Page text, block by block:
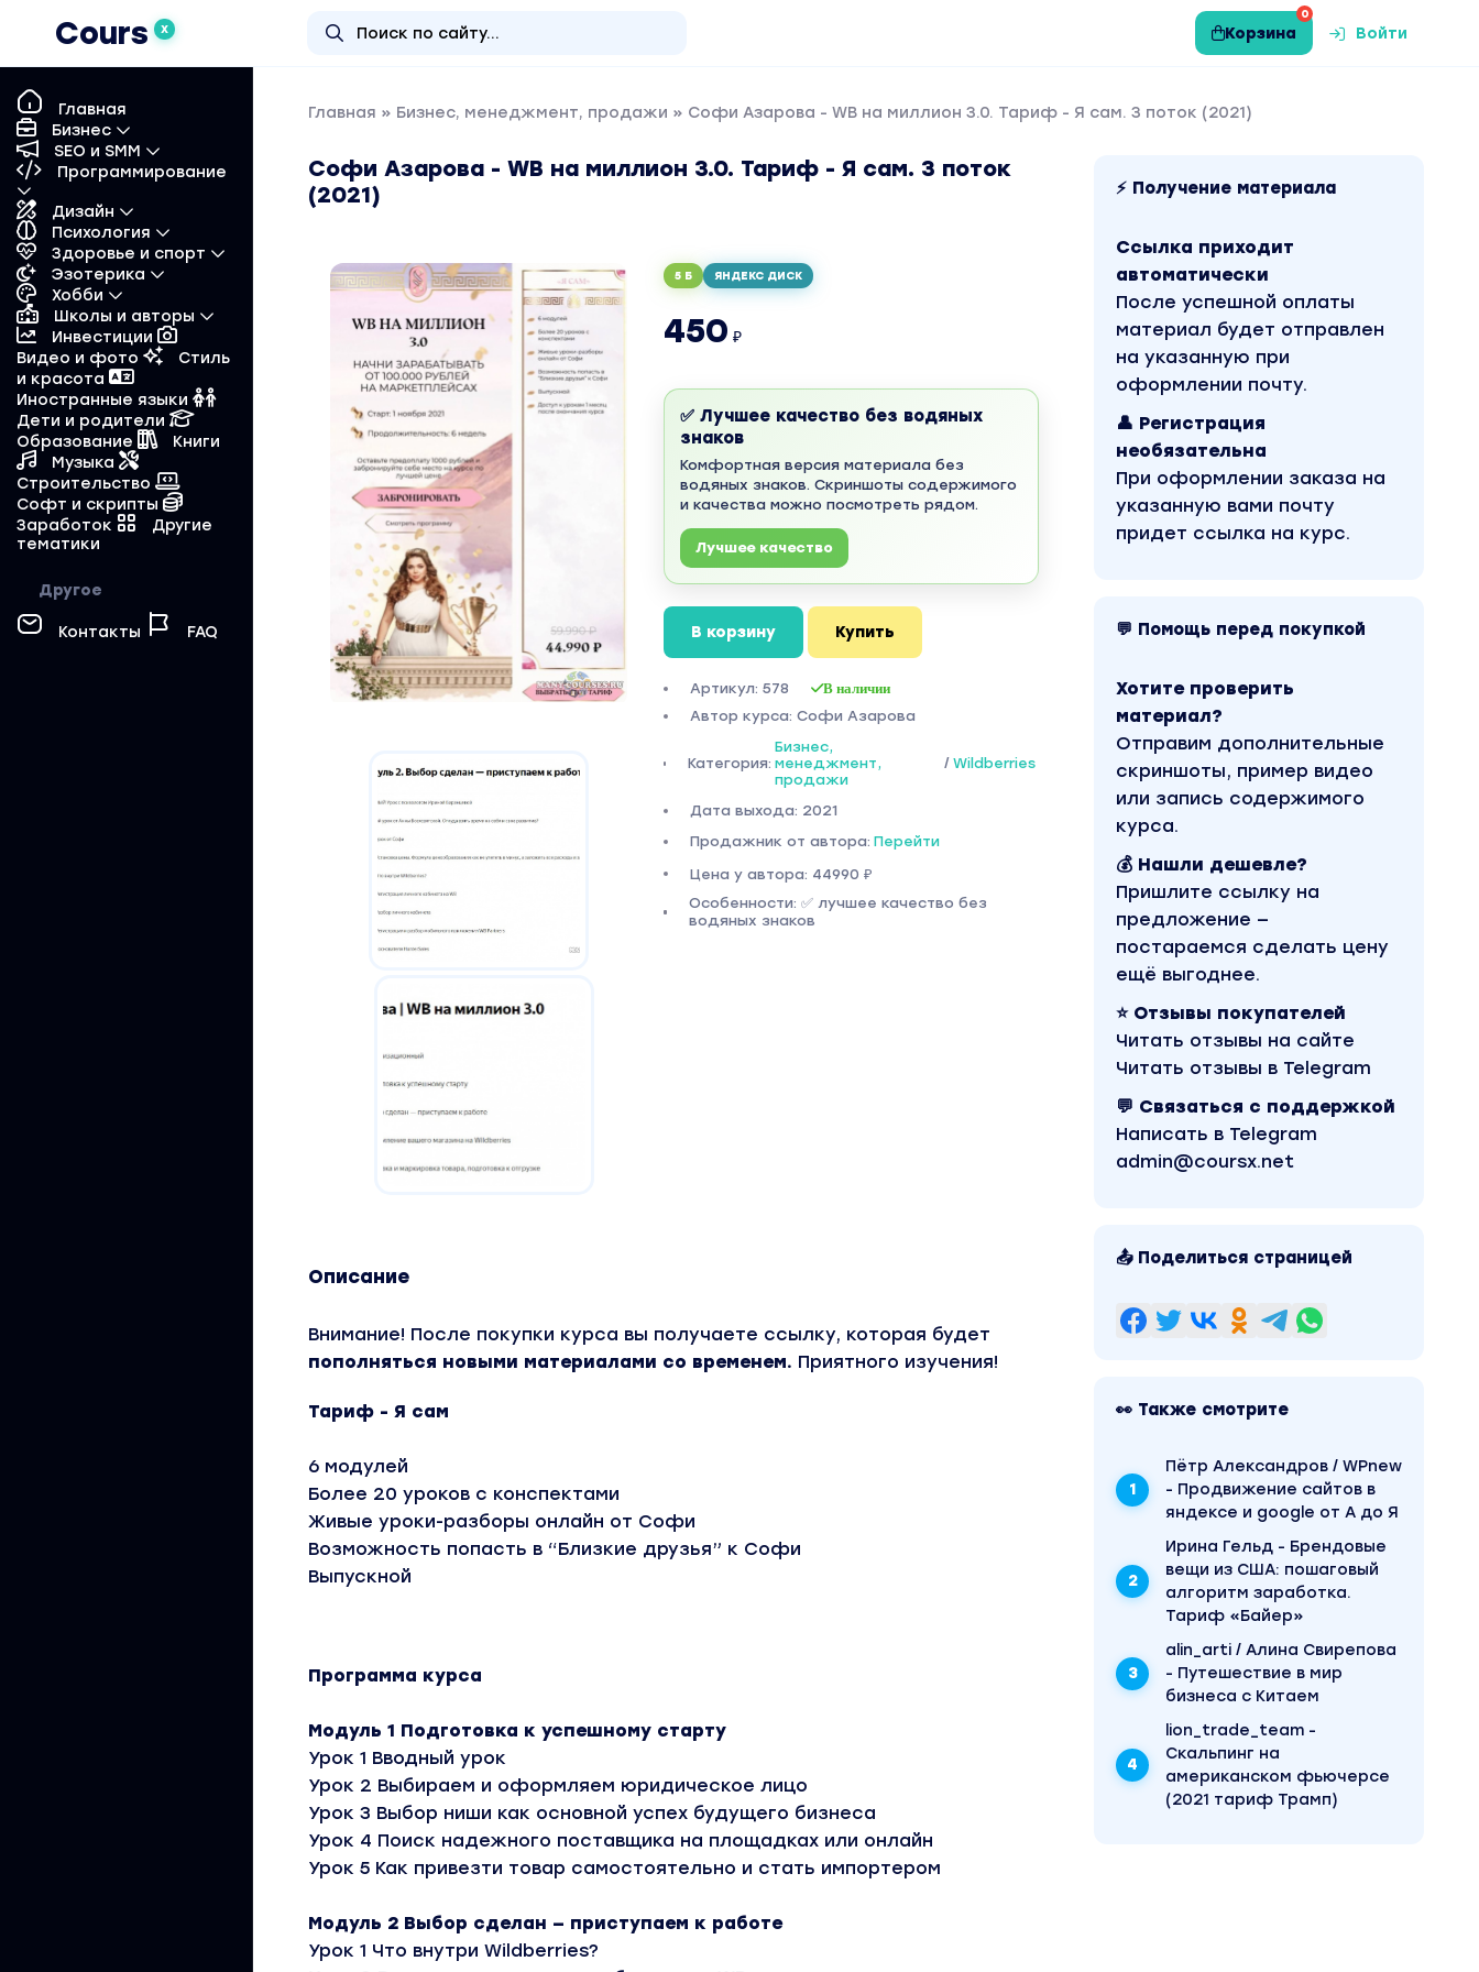
Cours X
0
Корзина Войти
Главная
Бизнес
SEO и SMM
Программирование
Дизайн
Психология
Здоровье и спорт
Эзотерика
Хобби
Школы и авторы
Инвестиции
Видео и фото
Стиль
и красота
Иностранные языки
Дети и родители
Образование
Книги
Музыка
Строительство
Софт и скрипты
Заработок
Другие
тематики
Другое
Контакты FAQ
Главная » Бизнес, менеджмент, продажи » Софи Азарова - WB на миллион 3.0. Тариф - Я сам. 3 поток (2021)
Софи Азарова - WB на миллион 3.0. Тариф - Я сам. 3 поток
(2021)
5 Б ЯНДЕКС ДИСК
450 ₽
✅ Лучшее качество без водяных
знаков
Комфортная версия материала без
водяных знаков. Скриншоты содержимого
и качества можно посмотреть рядом.
Лучшее качество
В корзину Купить
Артикул: 578 В наличии
Автор курса: Софи Азарова
Категория:
Бизнес,
менеджмент,
продажи
/ Wildberries
Дата выхода: 2021
Продажник от автора: Перейти
Цена у автора: 44990 ₽
Особенности: ✅ лучшее качество без
водяных знаков
Описание
Внимание! После покупки курса вы получаете ссылку, которая будет
пополняться новыми материалами со временем. Приятного изучения!
Тариф - Я сам
6 модулей
Более 20 уроков с конспектами
Живые уроки-разборы онлайн от Софи
Возможность попасть в “Близкие друзья” к Софи
Выпускной
Программа курса
Модуль 1 Подготовка к успешному старту
Урок 1 Вводный урок
Урок 2 Выбираем и оформляем юридическое лицо
Урок 3 Выбор ниши как основной успех будущего бизнеса
Урок 4 Поиск надежного поставщика на площадках или онлайн
Урок 5 Как привезти товар самостоятельно и стать импортером
Модуль 2 Выбор сделан — приступаем к работе
Урок 1 Что внутри Wildberries?
⚡ Получение материала
Ссылка приходит
автоматически
После успешной оплаты
материал будет отправлен
на указанную при
оформлении почту.
👤 Регистрация
необязательна
При оформлении заказа на
указанную вами почту
придет ссылка на курс.
💬 Помощь перед покупкой
Хотите проверить
материал?
Отправим дополнительные
скриншоты, пример видео
или запись содержимого
курса.
💰 Нашли дешевле?
Пришлите ссылку на
предложение —
постараемся сделать цену
ещё выгоднее.
⭐ Отзывы покупателей
Читать отзывы на сайте
Читать отзывы в Telegram
💬 Связаться с поддержкой
Написать в Telegram
admin@coursx.net
📤 Поделиться страницей
👀 Также смотрите
Пётр Александров / WPnew
- Продвижение сайтов в
яндексе и google от А до Я
Ирина Гельд - Брендовые
вещи из США: пошаговый
алгоритм заработка.
Тариф «Байер»
alin_arti / Алина Свирепова
- Путешествие в мир
бизнеса с Китаем
lion_trade_team -
Скальпинг на
американском фьючерсе
(2021 тариф Трамп)